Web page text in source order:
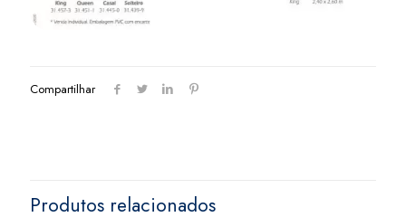
Compartilhar
Produtos relacionados